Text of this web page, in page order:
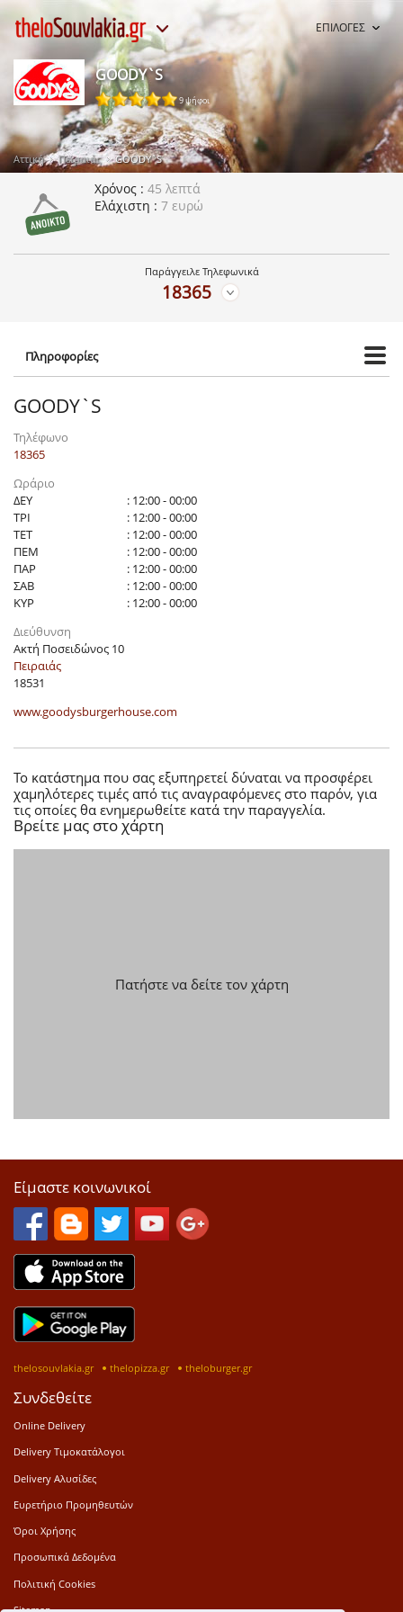
ΕΠΙΛΟΓΕΣ
GOODY`S
9 ψήφοι
Αττική Πειραιάς GOODY`S
Χρόνος
45 λεπτά
Ελάχιστη
7 ευρώ
Παράγγειλε Τηλεφωνικά
18365
Πληροφορίες
GOODY`S
Τηλέφωνο
18365
Ωράριο
ΔΕΥ
: 12:00 - 00:00
ΤΡΙ
: 12:00 - 00:00
ΤΕΤ
: 12:00 - 00:00
ΠΕΜ
: 12:00 - 00:00
ΠΑΡ
: 12:00 - 00:00
ΣΑΒ
: 12:00 - 00:00
ΚΥΡ
: 12:00 - 00:00
Διεύθυνση
Ακτή Ποσειδώνος 10
Πειραιάς
18531
www.goodysburgerhouse.com
Το κατάστημα που σας εξυπηρετεί δύναται να προσφέρει
χαμηλότερες τιμές από τις αναγραφόμενες στο παρόν, για
τις οποίες θα ενημερωθείτε κατά την παραγγελία.
Βρείτε μας στο χάρτη
Πατήστε να δείτε τον χάρτη
Είμαστε κοινωνικοί
thelosouvlakia.gr thelopizza.gr theloburger.gr
Συνδεθείτε
Online Delivery
Delivery Τιμοκατάλογοι
Delivery Αλυσίδες
Ευρετήριο Προμηθευτών
Όροι Χρήσης
Προσωπικά Δεδομένα
Πολιτική Cookies